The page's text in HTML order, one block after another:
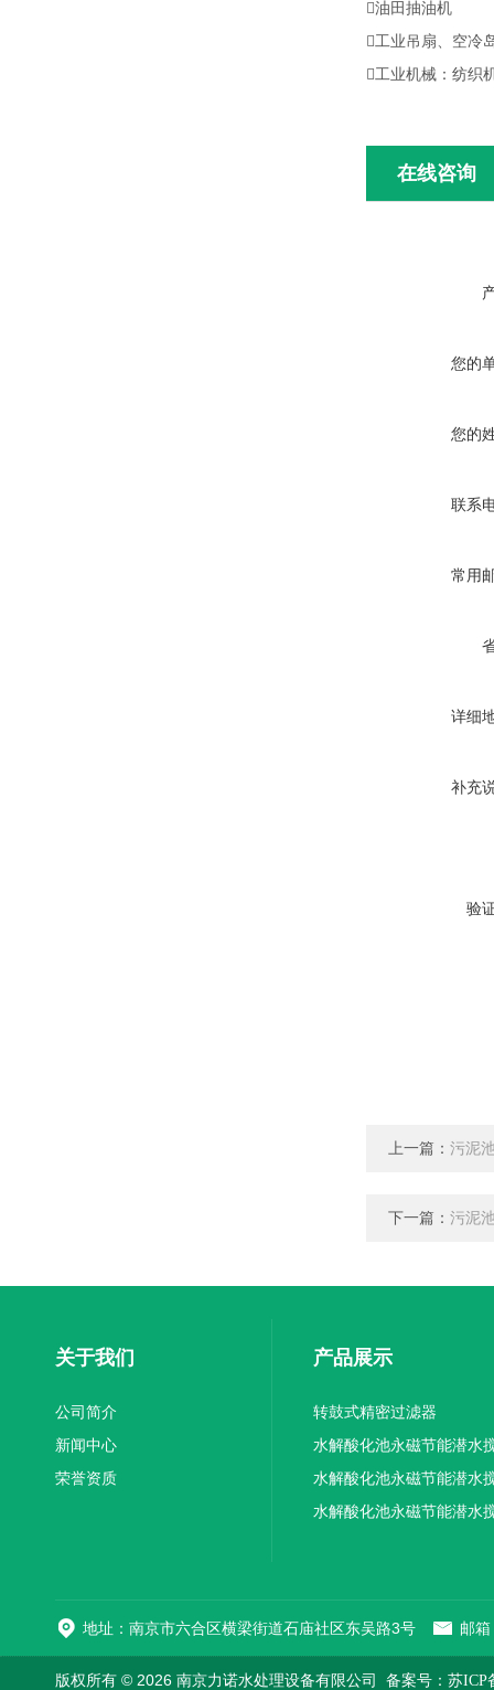
油田抽油机
工业吊扇、空冷
工业机械：纺织
在线咨询
您的
您的
联系
常用
详细
补充
验
上一篇： 污泥
下一篇： 污泥
关于我们
公司简介
新闻中心
荣誉资质
产品展示
转鼓式精密过滤器
水解酸化池永磁节能潜水
机厂家供应
水解酸化池永磁节能潜水
机厂家直销
水解酸化池永磁节能潜水
地址：南京市六合区横梁街道石庙社区东吴路3号 邮
版权所有 © 2026 南京力诺水处理设备有限公司 备案号：苏ICP